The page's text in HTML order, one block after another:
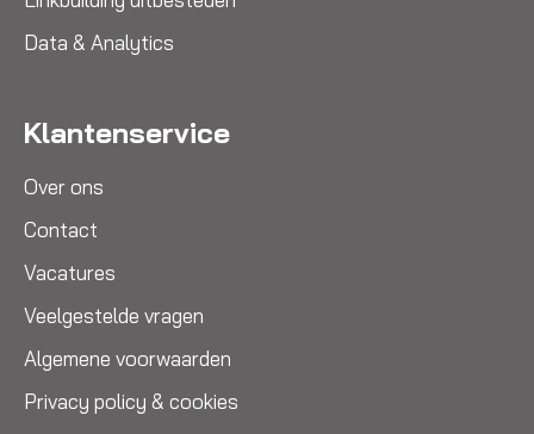
Data & Analytics
Klantenservice
Over ons
Contact
Vacatures
Veelgestelde vragen
Algemene voorwaarden
Privacy policy & cookies